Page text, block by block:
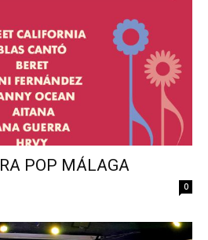
POP MÁLAGA
0